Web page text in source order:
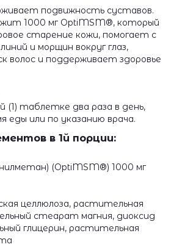
подвижность суставов.
1000 мг OptiMSM®, который
старение кожи, помогает с
и морщин вокруг глаз,
волос и поддерживает здоровье
(1) таблетке два раза в день,
еды или по указанию врача.
в 1й порции:
(OptiMSM®) 1000 мг
целлюлоза, растительная
стеарат магния, диоксид
глицерин, растительная